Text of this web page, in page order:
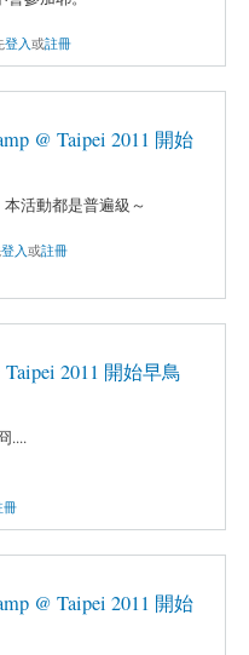
登入或註冊
@ Taipei 2011 開始
活動都是普遍級～
登入或註冊
2011 開始早鳥
....
冊
@ Taipei 2011 開始